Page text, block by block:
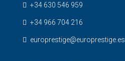
+34 630 546 959
+34 966 704 216
europrestige@europrestige.es